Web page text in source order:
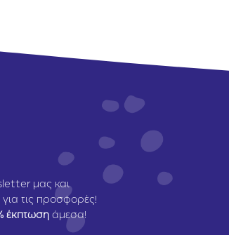
μας και
τις προσφορές!
έκπτωση άμεσα!